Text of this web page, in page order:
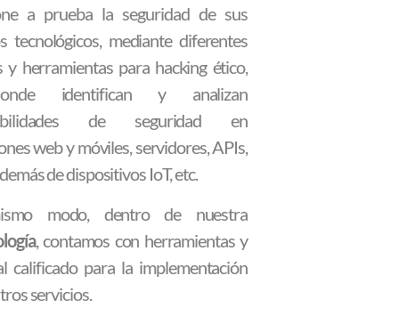
a prueba la seguridad de sus
tecnológicos, mediante diferentes
y herramientas para hacking ético,
identifican y analizan
de seguridad en
web y móviles, servidores, APIs,
de dispositivos IoT, etc.
modo, dentro de nuestra
, contamos con herramientas y
calificado para la implementación
servicios.